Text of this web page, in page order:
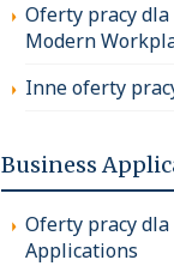
Oferty pracy
Modern
Inne oferty
Business
Oferty pracy
Applications